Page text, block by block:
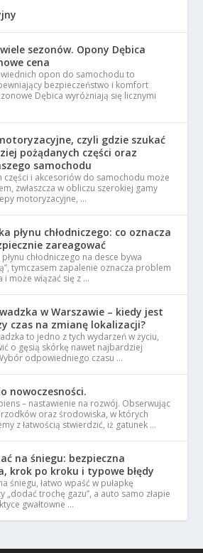
sezonów. Opony Dębica
cena
opon do samochodu to
bezpieczeństwo i komfort
Dębica wyróżniają się licznymi
czyli gdzie szukać
pożądanych części oraz
samochodu
i akcesoriów do samochodu może
zwłaszcza w obliczu szerokiej gamy
motoryzacyjne, …
płynu chłodniczego: co oznacza
zareagować
chłodniczego na desce bywa
tymczasem zapalenie oznacza problem
i może wiązać się z …
w Warszawie – kiedy jest
czas na zmianę lokalizacji?
to jedno z tych wydarzeń w życiu,
o gęsią skórkę nawet najbardziej
odpowiedniego czasu …
nowoczesności.
– nastawienie na rozwój. Obserwując
oraz środowiska, w których
z łatwością stwierdzić, iż gatunek …
na śniegu: bezpieczna
krok po kroku i typowe błędy
śniegu, łatwo wpaść w pułapkę
„dodać trochę gazu”, a auto samo złapie
gwałtowne …